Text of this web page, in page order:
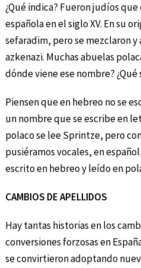
¿Qué indica? Fueron judíos
española en el siglo XV. En su
sefaradim, pero se mezclaron
azkenazi. Muchas abuelas
dónde viene ese nombre? ¿Qué
Piensen que en hebreo no se
un nombre que se escribe en
polaco se lee Sprintze, pero
pusiéramos vocales, en
escrito en hebreo y leído en
CAMBIOS DE APELLIDOS
Hay tantas historias en los
conversiones forzosas en
se convirtieron adoptando